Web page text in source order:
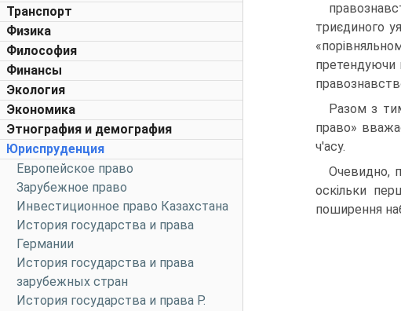
Транспорт
Физика
Философия
Финансы
Экология
Экономика
Этнография и демография
Юриспруденция
Европейское право
Зарубежное право
Инвестиционное право Казахстана
История государства и права
Германии
История государства и права
зарубежных стран
История государства и права Р.
триєдиного
претендуючи
Разом з
право»
ч'асу.
Очевидно,
оскільки
поширення